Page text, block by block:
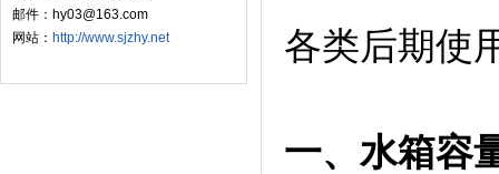
邮件：hy03@163.com
网站： http://www.sjzhy.net
各类后期使
一、水箱容